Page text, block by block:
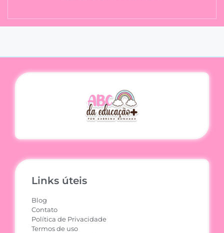
Links úteis
Blog
Contato
Política de Privacidade
Termos de uso